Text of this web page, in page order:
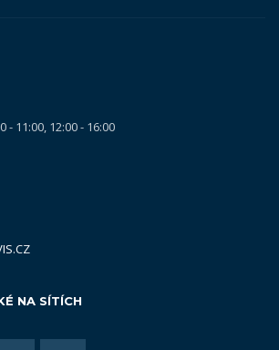
- 11:00, 12:00 - 16:00
NA SÍTÍCH